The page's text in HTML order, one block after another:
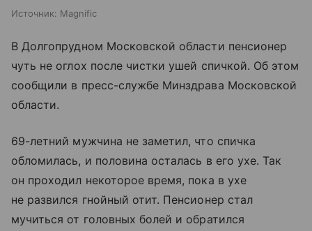
Источник: Magnific
В Долгопрудном Московской области пенсионер
чуть не оглох после чистки ушей спичкой. Об этом
сообщили в пресс-службе Минздрава Московской
области.
69-летний мужчина не заметил, что спичка
обломилась, и половина осталась в его ухе. Так
он проходил некоторое время, пока в ухе
не развился гнойный отит. Пенсионер стал
мучиться от головных болей и обратился